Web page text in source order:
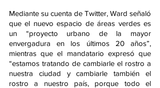
Mediante su cuenta de Twitter, Ward señaló
que el nuevo espacio de áreas verdes es
un “proyecto urbano de la mayor
envergadura en los últimos 20 años”,
mientras que el mandatario expresó que
“estamos tratando de cambiarle el rostro a
nuestra ciudad y cambiarle también el
rostro a nuestro país, porque todo el